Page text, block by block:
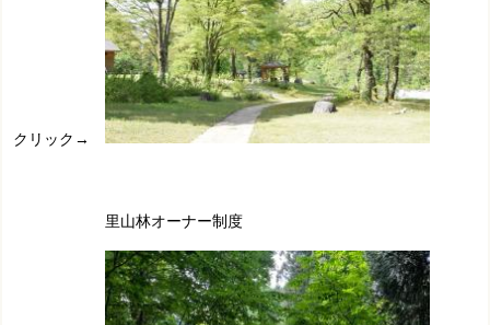
クリック→
里山林オーナー制度